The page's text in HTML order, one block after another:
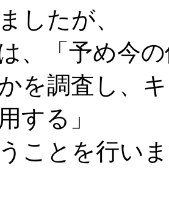
したが、
、「予め今
を調査し、
する」
ことを行い